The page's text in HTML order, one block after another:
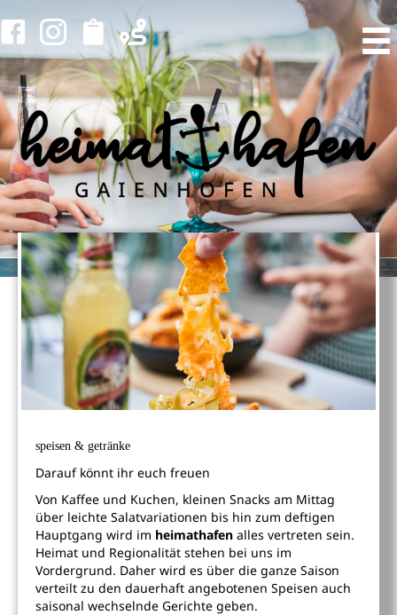
speisen & getränke
Darauf könnt ihr euch freuen
Von Kaffee und Kuchen, kleinen Snacks am Mittag
über leichte Salatvariationen bis hin zum deftigen
Hauptgang wird im heimathafen alles vertreten sein.
Heimat und Regionalität stehen bei uns im
Vordergrund. Daher wird es über die ganze Saison
verteilt zu den dauerhaft angebotenen Speisen auch
saisonal wechselnde Gerichte geben.